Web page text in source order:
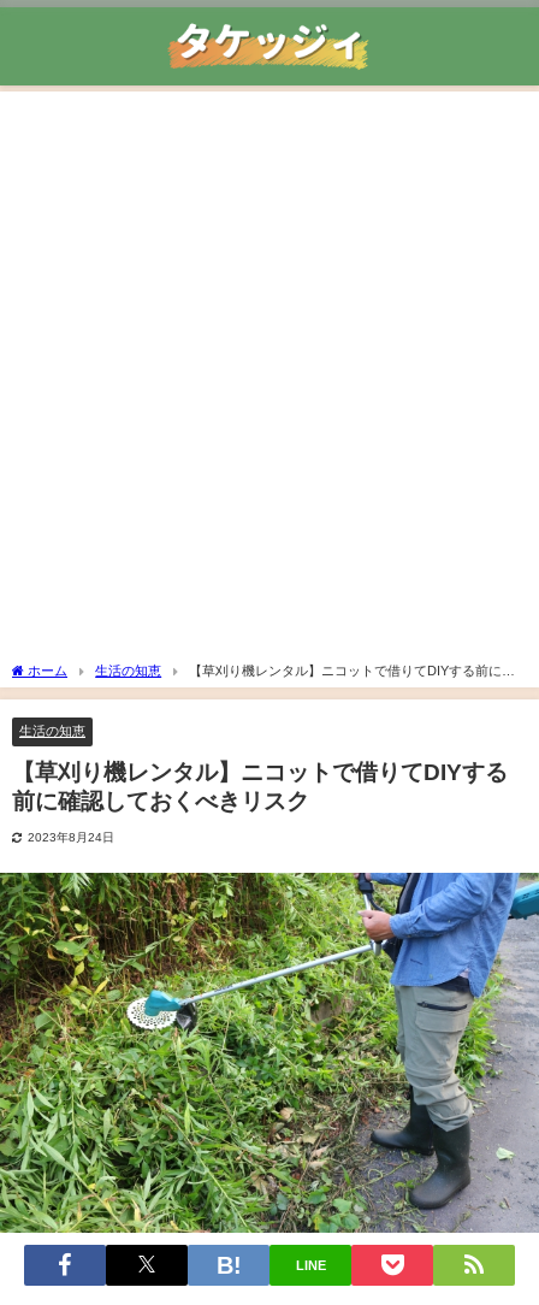
ホーム 生活の知恵
【草刈り機レンタル】ニコットで借りてDIYする前に確
認しておくべきリスク
生活の知恵
【草刈り機レンタル】ニコットで借りてDIYする
前に確認しておくべきリスク
2023年8月24日
LINE